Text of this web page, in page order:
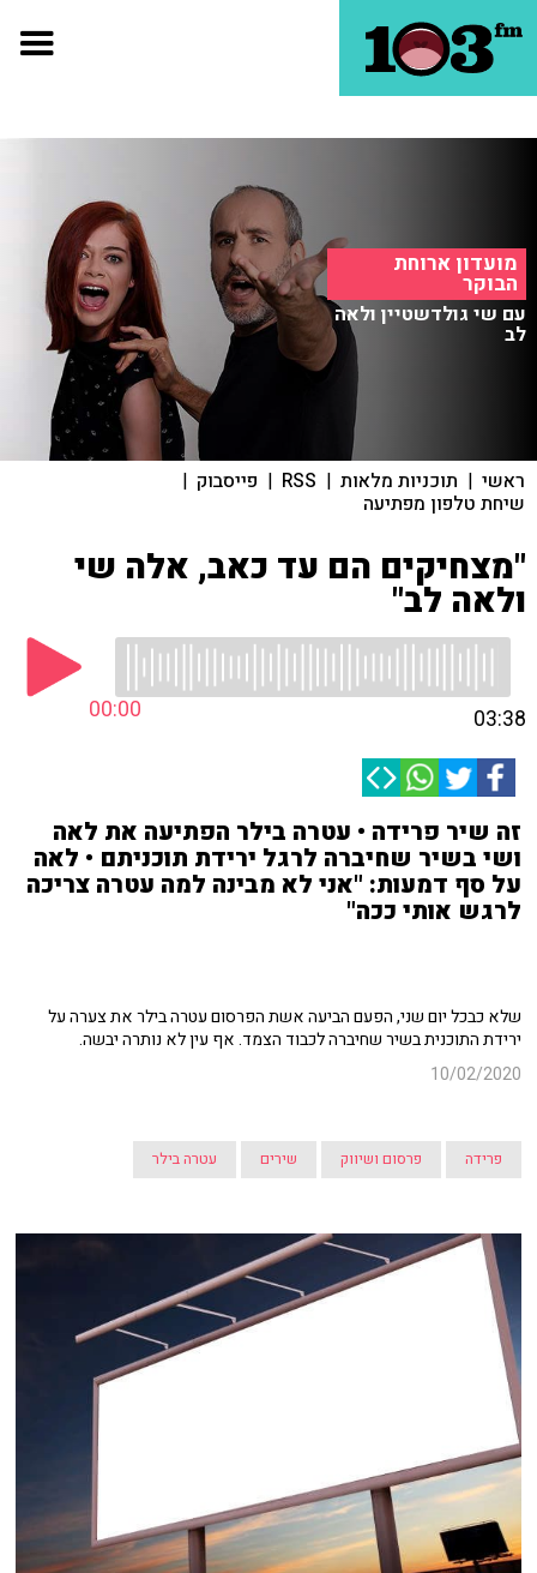
מועדון ארוחת
הבוקר
עם שי גולדשטיין ולאה
לב
ראשי | תוכניות מלאות |
RSS
| פייסבוק |
שיחת טלפון מפתיעה
"מצחיקים הם עד כאב, אלה שי
ולאה לב"
00:00 03:38
זה שיר פרידה • עטרה בילר הפתיעה את לאה
ושי בשיר שחיברה לרגל ירידת תוכניתם • לאה
על סף דמעות: "אני לא מבינה למה עטרה צריכה
לרגש אותי ככה"
שלא כבכל יום שני, הפעם הביעה אשת הפרסום עטרה בילר את צערה על
ירידת התוכנית בשיר שחיברה לכבוד הצמד. אף עין לא נותרה יבשה.
10/02/2020
פרידה פרסום ושיווק שירים עטרה בילר